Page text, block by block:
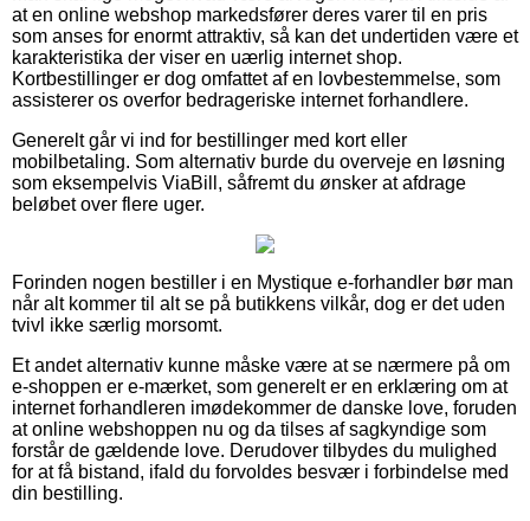
at en online webshop markedsfører deres varer til en pris
som anses for enormt attraktiv, så kan det undertiden være et
karakteristika der viser en uærlig internet shop.
Kortbestillinger er dog omfattet af en lovbestemmelse, som
assisterer os overfor bedrageriske internet forhandlere.
Generelt går vi ind for bestillinger med kort eller
mobilbetaling. Som alternativ burde du overveje en løsning
som eksempelvis ViaBill, såfremt du ønsker at afdrage
beløbet over flere uger.
Forinden nogen bestiller i en Mystique e-forhandler bør man
når alt kommer til alt se på butikkens vilkår, dog er det uden
tvivl ikke særlig morsomt.
Et andet alternativ kunne måske være at se nærmere på om
e-shoppen er e-mærket, som generelt er en erklæring om at
internet forhandleren imødekommer de danske love, foruden
at online webshoppen nu og da tilses af sagkyndige som
forstår de gældende love. Derudover tilbydes du mulighed
for at få bistand, ifald du forvoldes besvær i forbindelse med
din bestilling.